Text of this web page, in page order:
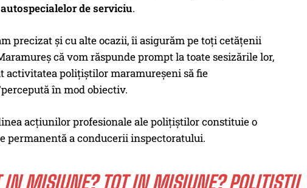
de serviciu.
precizat şi cu alte ocazii, îi asigurăm pe toţi cetăţenii
că vom răspunde prompt la toate sesizările lor,
activitatea poliţiştilor maramureşeni să fie
în mod obiectiv.
acţiunilor profesionale ale poliţiştilor constituie o
permanentă a conducerii inspectoratului.
IN MISIUNE? TOT IN MISIUNE? POLITISTII